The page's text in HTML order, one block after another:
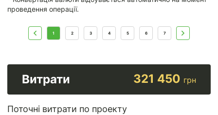
проведення операції.
1 2 3 4 5 6 7
Витрати 321 450 грн
Поточні витрати по проекту